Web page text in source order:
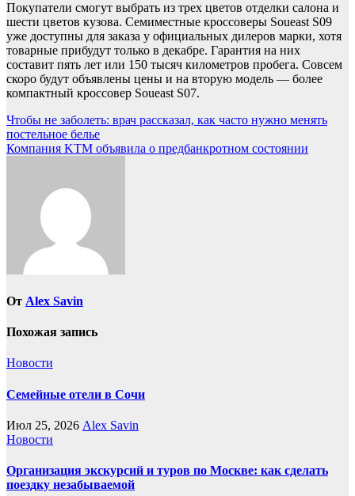
Покупатели смогут выбрать из трех цветов отделки салона и
шести цветов кузова. Семиместные кроссоверы Soueast S09
уже доступны для заказа у официальных дилеров марки, хотя
товарные прибудут только в декабре. Гарантия на них
составит пять лет или 150 тысяч километров пробега. Совсем
скоро будут объявлены цены и на вторую модель — более
компактный кроссовер Soueast S07.
Навигация
по
Чтобы не заболеть: врач рассказал, как часто нужно менять
постельное белье
Компания KTM объявила о предбанкротном состоянии
От Alex Savin
Похожая запись
Новости
Семейные отели в Сочи
Июл 25, 2026 Alex Savin
Новости
Организация экскурсий и туров по Москве: как сделать
поездку незабываемой